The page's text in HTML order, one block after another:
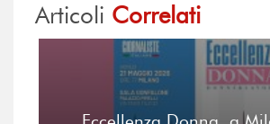
Articoli Correlati